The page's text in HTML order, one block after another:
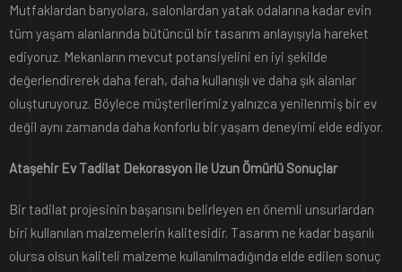
Mutfaklardan banyolara, salonlardan yatak odalarına kadar evin
tüm yaşam alanlarında bütüncül bir tasarım anlayışıyla hareket
ediyoruz. Mekanların mevcut potansiyelini en iyi şekilde
değerlendirerek daha ferah, daha kullanışlı ve daha şık alanlar
oluşturuyoruz. Böylece müşterilerimiz yalnızca yenilenmiş bir ev
değil aynı zamanda daha konforlu bir yaşam deneyimi elde ediyor.
Ataşehir Ev Tadilat Dekorasyon ile Uzun Ömürlü Sonuçlar
Bir tadilat projesinin başarısını belirleyen en önemli unsurlardan
biri kullanılan malzemelerin kalitesidir. Tasarım ne kadar başarılı
olursa olsun kaliteli malzeme kullanılmadığında elde edilen sonuç